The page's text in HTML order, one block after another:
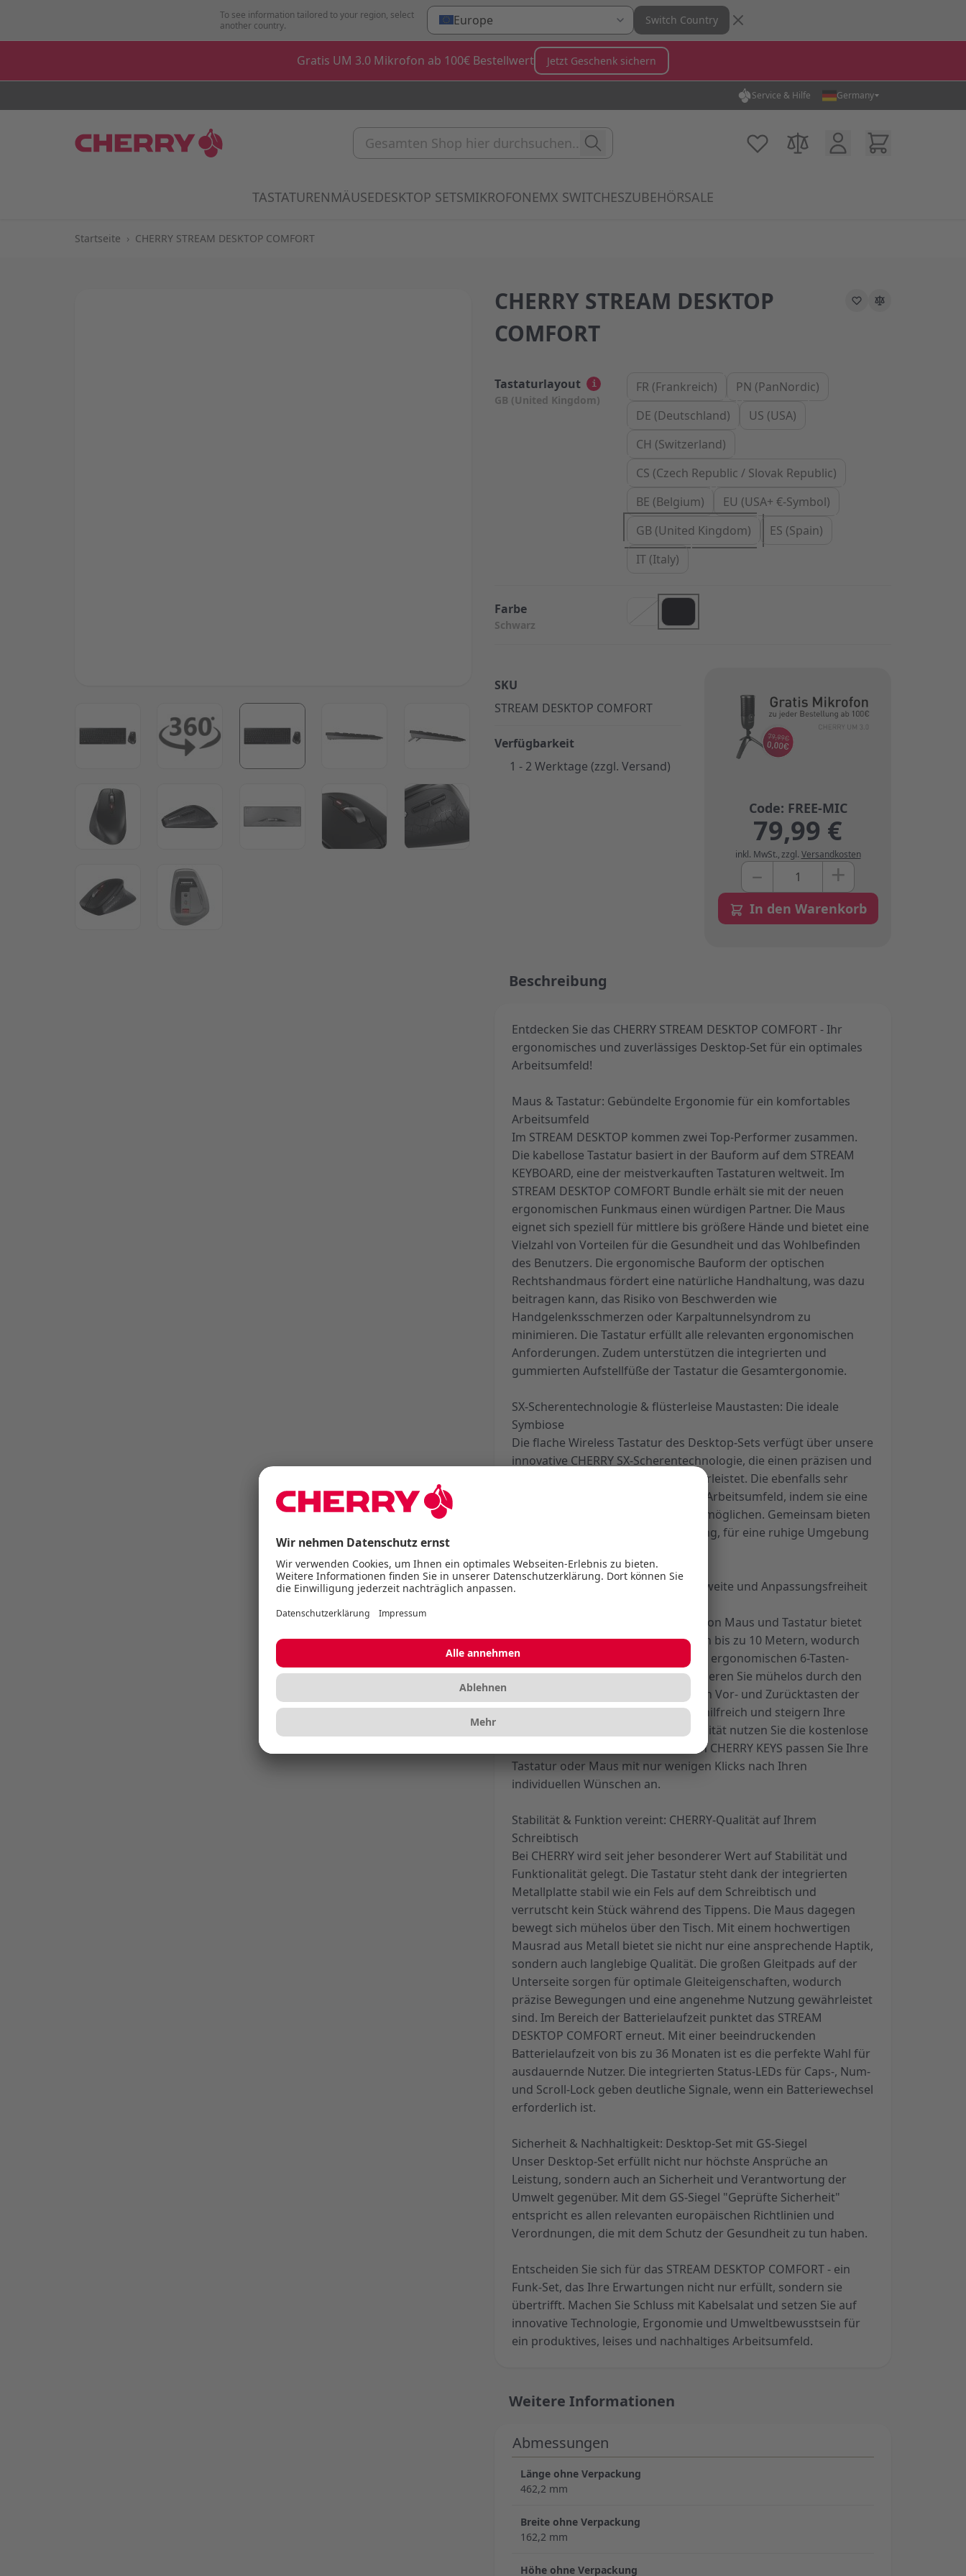
To see information tailored to your region, select
another country.
Europe Switch Country
Gratis UM 3.0 Mikrofon ab 100€ Bestellwert Jetzt Geschenk sichern
Service & Hilfe Germany
TASTATURENShow submenu for Tastaturen category
MÄUSEShow submenu for Mäuse category
DESKTOP SETSShow submenu for Desktop Sets category
MIKROFONEShow submenu for Mikrofone category
MX SWITCHESShow submenu for MX Switches category
ZUBEHÖRShow submenu for Zubehör category
SALE
KundenkontoWarenkorb
Gesamten Shop hier durchsuchen...
Startseite › CHERRY STREAM DESKTOP COMFORT
CHERRY STREAM DESKTOP
COMFORT
View larger imageView larger image View larger image
View larger image View larger imageView larger imageView larger image
View larger imageView larger image
SKU
STREAM DESKTOP COMFORT
Verfügbarkeit
1 - 2 Werktage (zzgl. Versand)
Tastaturlayout
GB (United Kingdom)
i FR (Frankreich)
PN (PanNordic)
DE (Deutschland)
US (USA)
CH (Switzerland)
CS (Czech Republic / Slovak Republic)
BE (Belgium)
EU (USA+ €-Symbol)
GB (United Kingdom)
ES (Spain)
IT (Italy)
Farbe
Schwarz
79,99 €
inkl. MwSt.,zzgl. Versandkosten
Menge
– +
In den Warenkorb
Beschreibung
Entdecken Sie das CHERRY STREAM DESKTOP COMFORT - Ihr
ergonomisches und zuverlässiges Desktop-Set für ein optimales
Arbeitsumfeld!
Maus & Tastatur: Gebündelte Ergonomie für ein komfortables
Arbeitsumfeld
Im STREAM DESKTOP kommen zwei Top-Performer zusammen.
Die kabellose Tastatur basiert in der Bauform auf dem STREAM
KEYBOARD, eine der meistverkauften Tastaturen weltweit. Im
STREAM DESKTOP COMFORT Bundle erhält sie mit der neuen
ergonomischen Funkmaus einen würdigen Partner. Die Maus
eignet sich speziell für mittlere bis größere Hände und bietet eine
Vielzahl von Vorteilen für die Gesundheit und das Wohlbefinden
des Benutzers. Die ergonomische Bauform der optischen
Rechtshandmaus fördert eine natürliche Handhaltung, was dazu
beitragen kann, das Risiko von Beschwerden wie
Handgelenksschmerzen oder Karpaltunnelsyndrom zu
minimieren. Die Tastatur erfüllt alle relevanten ergonomischen
Anforderungen. Zudem unterstützen die integrierten und
gummierten Aufstellfüße der Tastatur die Gesamtergonomie.
SX-Scherentechnologie & flüsterleise Maustasten: Die ideale
Symbiose
Die flache Wireless Tastatur des Desktop-Sets verfügt über unsere
innovative CHERRY SX-Scherentechnologie, die einen präzisen und
flüsterleisen Tastenanschlag gewährleistet. Die ebenfalls sehr
leisen Maustasten ergänzen dieses Arbeitsumfeld, indem sie eine
nahezu geräuschlose Bedienung ermöglichen. Gemeinsam bieten
Tastatur und Maus somit eine Lösung, für eine ruhige Umgebung
Drahtlos & Flexibel: Maximale Reichweite und Anpassungsfreiheit
Die drahtlose 2,4 GHz Technologie von Maus und Tastatur bietet
eine beeindruckende Reichweite von bis zu 10 Metern, wodurch
Sie flexibel arbeiten können. Mit der ergonomischen 6-Tasten-
Computermaus an Ihrer Seite navigieren Sie mühelos durch den
Arbeitsalltag. Vor allem die seitlichen Vor- und Zurücktasten der
PC-Maus erweisen sich als äußerst hilfreich und steigern Ihre
Produktivität. Für noch mehr Flexibilität nutzen Sie die kostenlose
CHERRY KEYS Software. Mithilfe von CHERRY KEYS passen Sie Ihre
Tastatur oder Maus mit nur wenigen Klicks nach Ihren
individuellen Wünschen an.
Stabilität & Funktion vereint: CHERRY-Qualität auf Ihrem
Schreibtisch
Bei CHERRY wird seit jeher besonderer Wert auf Stabilität und
Funktionalität gelegt. Die Tastatur steht dank der integrierten
Metallplatte stabil wie ein Fels auf dem Schreibtisch und
verrutscht kein Stück während des Tippens. Die Maus dagegen
bewegt sich mühelos über den Tisch. Mit einem hochwertigen
Mausrad aus Metall bietet sie nicht nur eine ansprechende Haptik,
sondern auch langlebige Qualität. Die großen Gleitpads auf der
Unterseite sorgen für optimale Gleiteigenschaften, wodurch
präzise Bewegungen und eine angenehme Nutzung gewährleistet
sind. Im Bereich der Batterielaufzeit punktet das STREAM
DESKTOP COMFORT erneut. Mit einer beeindruckenden
Batterielaufzeit von bis zu 36 Monaten ist es die perfekte Wahl für
ausdauernde Nutzer. Die integrierten Status-LEDs für Caps-, Num-
und Scroll-Lock geben deutliche Signale, wenn ein Batteriewechsel
erforderlich ist.
Sicherheit & Nachhaltigkeit: Desktop-Set mit GS-Siegel
Unser Desktop-Set erfüllt nicht nur höchste Ansprüche an
Leistung, sondern auch an Sicherheit und Verantwortung der
Umwelt gegenüber. Mit dem GS-Siegel "Geprüfte Sicherheit"
entspricht es allen relevanten europäischen Richtlinien und
Verordnungen, die mit dem Schutz der Gesundheit zu tun haben.
Entscheiden Sie sich für das STREAM DESKTOP COMFORT - ein
Funk-Set, das Ihre Erwartungen nicht nur erfüllt, sondern sie
übertrifft. Machen Sie Schluss mit Kabelsalat und setzen Sie auf
innovative Technologie, Ergonomie und Umweltbewusstsein für
ein produktives, leises und nachhaltiges Arbeitsumfeld.
Weitere Informationen
Abmessungen
Länge ohne Verpackung
462,2 mm
Breite ohne Verpackung
162,2 mm
Höhe ohne Verpackung